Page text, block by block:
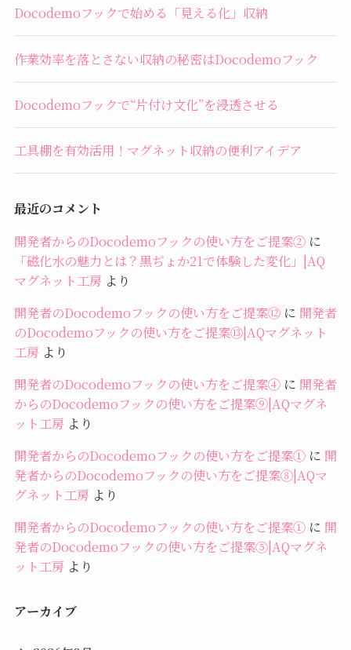
Docodemoフックで始める「見える化」収納
作業効率を落とさない収納の秘密はDocodemoフック
Docodemoフックで“片付け文化”を浸透させる
工具棚を有効活用！マグネット収納の便利アイデア
最近のコメント
開発者からのDocodemoフックの使い方をご提案②に
「磁化水の魅力とは？黒ぢょか21で体験した変化」|AQ
マグネット工房 より
開発者のDocodemoフックの使い方をご提案⑫に 開発者
のDocodemoフックの使い方をご提案⑬|AQマグネット
工房 より
開発者のDocodemoフックの使い方をご提案④に 開発者
からのDocodemoフックの使い方をご提案⑨|AQマグネ
ット工房 より
開発者からのDocodemoフックの使い方をご提案①に 開
発者からのDocodemoフックの使い方をご提案⑧|AQマ
グネット工房 より
開発者からのDocodemoフックの使い方をご提案①に 開
発者のDocodemoフックの使い方をご提案⑤|AQマグネ
ット工房 より
アーカイブ